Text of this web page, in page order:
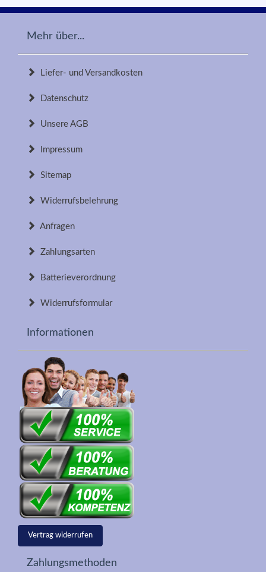
Mehr über...
Liefer- und Versandkosten
Datenschutz
Unsere AGB
Impressum
Sitemap
Widerrufsbelehrung
Anfragen
Zahlungsarten
Batterieverordnung
Widerrufsformular
Informationen
Vertrag widerrufen
Zahlungsmethoden